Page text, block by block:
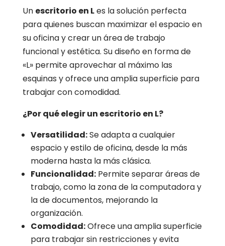
Un escritorio en Les la solución perfecta
para quienes buscan maximizar el espacio en
su oficina y crear un área de trabajo
funcional y estética. Su diseño en forma de
«L» permite aprovechar al máximo las
esquinas y ofrece una amplia superficie para
trabajar con comodidad.
¿Por qué elegir un escritorio en L?
Versatilidad:Se adapta a cualquier
espacio y estilo de oficina, desde la más
moderna hasta la más clásica.
Funcionalidad:Permite separar áreas de
trabajo, como la zona de la computadora y
la de documentos, mejorando la
organización.
Comodidad:Ofrece una amplia superficie
para trabajar sin restricciones y evita